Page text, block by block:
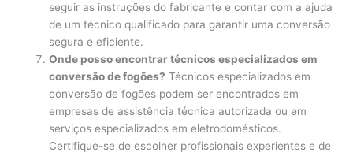
seguir as instruções do fabricante e contar com a ajuda
de um técnico qualificado para garantir uma conversão
segura e eficiente.
Onde posso encontrar técnicos especializados em
conversão de fogões? Técnicos especializados em
conversão de fogões podem ser encontrados em
empresas de assistência técnica autorizada ou em
serviços especializados em eletrodomésticos.
Certifique-se de escolher profissionais experientes e de